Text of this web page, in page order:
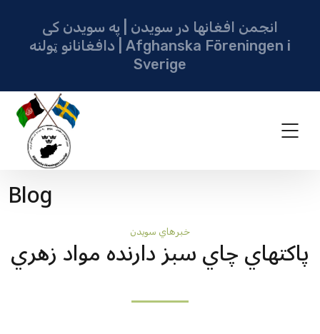
انجمن افغانها در سویدن | په سویدن کی
دافغانانو ټولنه | Afghanska Föreningen i
Sverige
Blog
خبرهاي سويدن
پاکتهاي چاي سبز دارنده مواد زهري